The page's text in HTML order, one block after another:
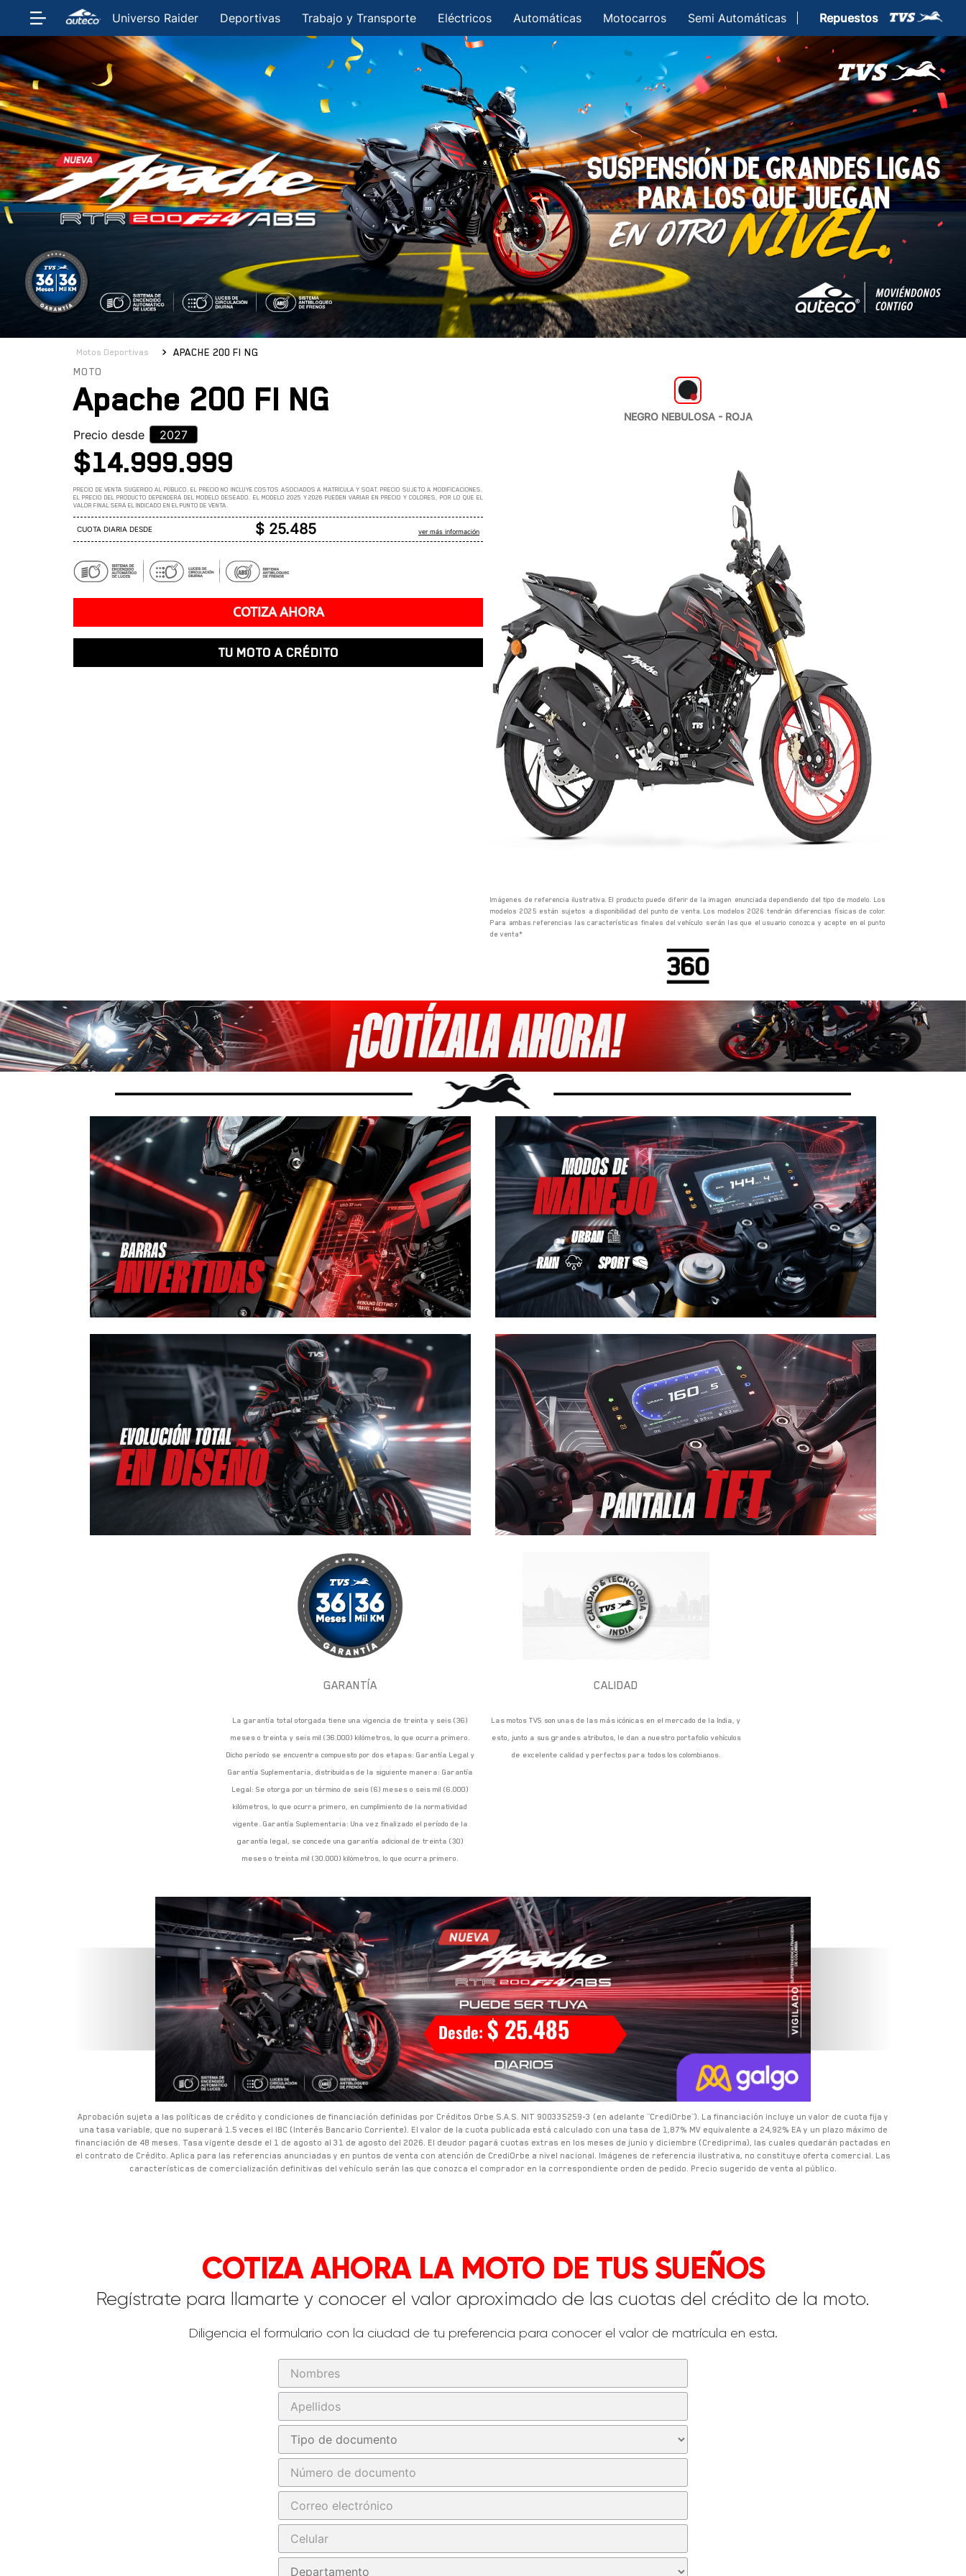
Universo Raider Deportivas Trabajo y Transporte Eléctricos Automáticas Motocarros Semi Automáticas Repuestos
Auteco | Especialistas en Motos, Repuestos y Accesorios
Motos Deportivas APACHE 200 FI NG
APACHE 200 FI NG
Apache 200 FI NG
Precio desde 2027
$14.999.999
CUOTA DIARIA DESDE $ 25.485 ver más información
COTIZA AHORA
TU MOTO A CRÉDITO
NEGRO NEBULOSA - ROJA
Imágenes de referencia ilustrativa. El producto puede diferir de la imagen enunciada dependiendo del tipo de modelo. Los
modelos 2025 están sujetos a disponibilidad del punto de venta. Los modelos 2026 tendrán diferencias físicas de color.
Para ambas referencias las características finales del vehículo serán las que el usuario conozca y acepte en el punto
de venta*
GARANTÍA
La garantía total otorgada tiene una vigencia de treinta y seis (36)
meses o treinta y seis mil (36.000) kilómetros, lo que ocurra primero.
Dicho período se encuentra compuesto por dos etapas: Garantía Legal y
Garantía Suplementaria, distribuidas de la siguiente manera: Garantía
Legal: Se otorga por un término de seis (6) meses o seis mil (6.000)
kilómetros, lo que ocurra primero, en cumplimiento de la normatividad
vigente. Garantía Suplementaria: Una vez finalizado el período de la
garantía legal, se concede una garantía adicional de treinta (30)
meses o treinta mil (30.000) kilómetros, lo que ocurra primero.
CALIDAD
Las motos TVS son unas de las más icónicas en el mercado de la India, y
esto, junto a sus grandes atributos, le dan a nuestro portafolio vehículos
de excelente calidad y perfectos para todos los colombianos.
Desde: $ 25.485
Aprobación sujeta a las políticas de crédito y condiciones de financiación definidas por Créditos Orbe S.A.S. NIT 900335259-3 (en adelante ¨CrediOrbe¨). La financiación incluye un valor de cuota fija y
una tasa variable, que no superará 1.5 veces el IBC (Interés Bancario Corriente). El valor de la cuota publicada está calculado con una tasa de 1,87% MVequivalente a 24,92% EAy un plazo máximo de
financiación de 48 meses. Tasa vigente desde el 1 de agosto al 31 de agosto del 2026. El deudor pagará cuotas extras en los meses de junio y diciembre (Crediprima), las cuales quedarán pactadas en
el contrato de Crédito. Aplica para las referencias anunciadas y en puntos de venta con atención de CrediOrbe a nivel nacional. Imágenes de referencia ilustrativa, no constituye oferta comercial. Las
características de comercialización definitivas del vehículo serán las que conozca el comprador en la correspondiente orden de pedido. Precio sugerido de venta al público.
COTIZA AHORA LA MOTO DE TUS SUEÑOS
Regístrate para llamarte y conocer el valor aproximado de las cuotas del crédito de la moto.
Diligencia el formulario con la ciudad de tu preferencia para conocer el valor de matrícula en esta.